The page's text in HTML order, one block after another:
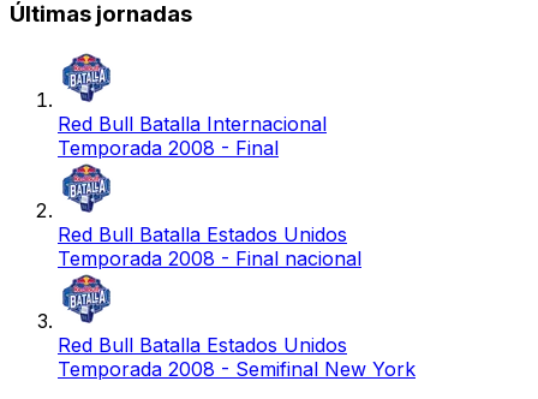
Últimas jornadas
Red Bull Batalla Internacional
Temporada 2008 - Final
Red Bull Batalla Estados Unidos
Temporada 2008 - Final nacional
Red Bull Batalla Estados Unidos
Temporada 2008 - Semifinal New York